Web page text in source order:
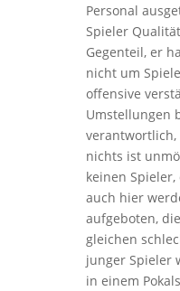
Personal
Spieler
Gegenteil, er
nicht um
offensive
Umstellungen
verantwortlich,
nichts ist
keinen
auch hier
aufgeboten,
gleichen
junger Spieler
in einem